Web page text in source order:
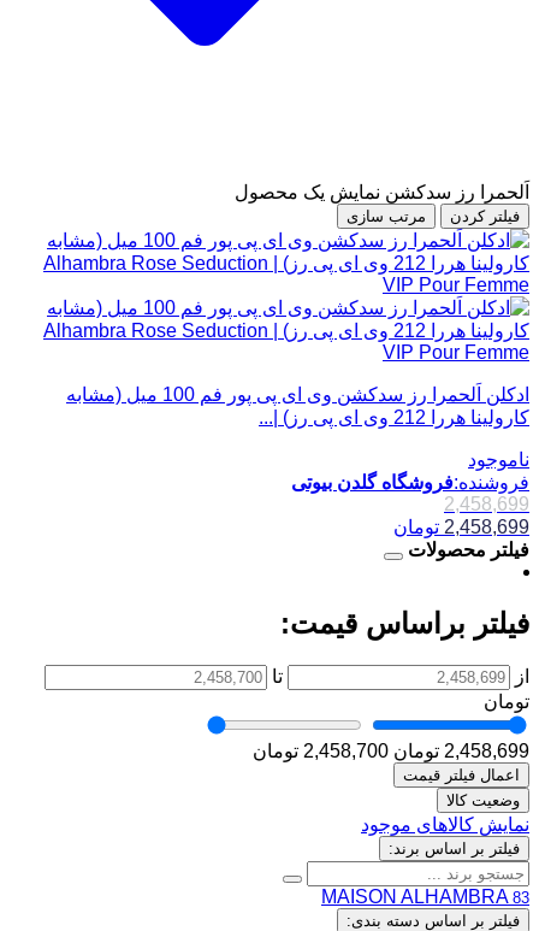
اَلحمرا رز سدکشن نمایش یک محصول
فیلتر کردن مرتب سازی
ادکلن اَلحمرا رز سدکشن وی ای پی پور فم 100 میل (مشابه
کارولینا هررا 212 وی ای پی رز) |...
ناموجود
فروشنده:فروشگاه گلدن بیوتی
2,458,699
2,458,699 تومان
فیلتر محصولات
فیلتر براساس قیمت:
از
تا
تومان
2,458,699 تومان 2,458,700 تومان
اعمال فیلتر قیمت
وضعیت کالا
نمایش کالاهای موجود
فیلتر بر اساس برند:
MAISON ALHAMBRA 83
فیلتر بر اساس دسته بندی: